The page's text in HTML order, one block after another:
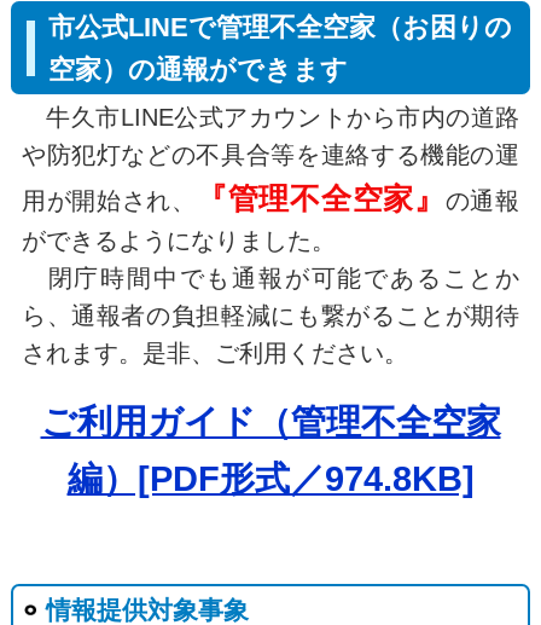
市公式LINEで管理不全空家（お困りの
空家）の通報ができます
牛久市LINE公式アカウントから市内の道路
や防犯灯などの不具合等を連絡する機能の運
用が開始され、
『管理不全空家』
の通報
ができるようになりました。
閉庁時間中でも通報が可能であることか
ら、通報者の負担軽減にも繋がることが期待
されます。是非、ご利用ください。
ご利用ガイド（管理不全空家
編）[PDF形式／974.8KB]
情報提供対象事象